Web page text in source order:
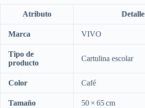
Atributo Detalle
Marca VIVO
Tipo de
producto
Cartulina escolar
Color Café
Tamaño 50 × 65 cm